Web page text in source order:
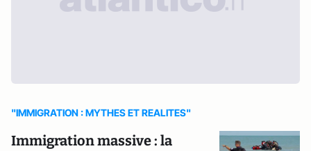
"IMMIGRATION : MYTHES ET REALITES"
Immigration massive : la